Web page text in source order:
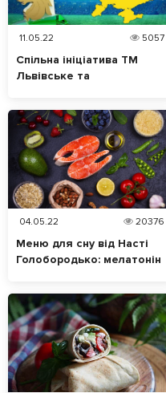
11.05.22 5057
Спільна ініціатива ТМ
Львівське та
України з футболу.
Відтепер кожен голос за
«Лева матчу» – це
допомога українцям
04.05.22 20376
Меню для сну від Насті
Голобородько: мелатонін
нормально спати